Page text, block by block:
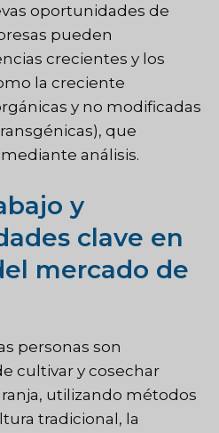
oportunidades de
pueden
crecientes y los
la creciente
y no modificadas
que
análisis.
y
clave en
mercado de
personas son
cultivar y cosechar
utilizando métodos
tradicional, la